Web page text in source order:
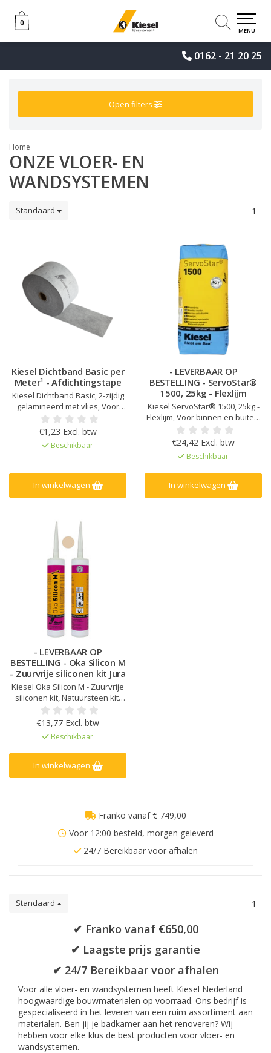
0162 - 21 20 25
0
0
MENU
Open filters
Home
ONZE VLOER- EN
WANDSYSTEMEN
Standaard 1
Kiesel Dichtband Basic per
Meter¹ - Afdichtingstape
Kiesel Dichtband Basic, 2-zijdig
gelamineerd met vlies, Voor
natte en vochtige ruimtes en
buiten, Ter versterking van
inwendige hoeken en
overgangsnaden
€1,23 Excl. btw
Beschikbaar
In winkelwagen
- LEVERBAAR OP
BESTELLING - ServoStar®
1500, 25kg - Flexlijm
Kiesel ServoStar® 1500, 25kg -
Flexlijm, Voor binnen en buiten,
Porseleinen steengoed voor
binnen, Hoog rendement,
Lange ‘open tijd’, Goede
stabiliteit, Zeer lage uitstoot
€24,42 Excl. btw
Beschikbaar
In winkelwagen
- LEVERBAAR OP
BESTELLING - Oka Silicon M
- Zuurvrije siliconen kit Jura
Kiesel Oka Silicon M - Zuurvrije
siliconen kit, Natuursteen kit,
Kleur afgestemd op Kiesel
Servoperl Royal, Geen
randvervuiling of vlekken op
natuursteen, Zeer lage emissie
EC1Plus gelicentieerd
€13,77 Excl. btw
Beschikbaar
In winkelwagen
Franko vanaf € 749,00
Voor 12:00 besteld, morgen geleverd
24/7 Bereikbaar voor afhalen
Standaard 1
✔ Franko vanaf €650,00
✔ Laagste prijs garantie
✔ 24/7 Bereikbaar voor afhalen
Voor alle vloer- en wandsystemen heeft Kiesel Nederland
hoogwaardige bouwmaterialen op voorraad. Ons bedrijf is
gespecialiseerd in het leveren van een ruim assortiment aan
materialen. Ben jij je badkamer aan het renoveren? Wij
hebben voor elke klus de best producten voor vloer- en
wandsystemen.